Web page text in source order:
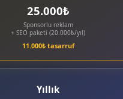
25.000₺
Sponsorlu reklam
+ SEO paketi (20.000₺/yıl)
11.000₺ tasarruf
Yıllık